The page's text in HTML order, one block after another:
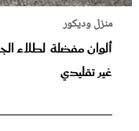
منزل وديكور
غير تقليدي